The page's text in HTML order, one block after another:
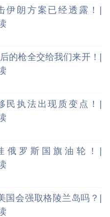
伊朗方案已经透露！|
的枪全交给我们来开！|
民执法出现质变点！|
俄罗斯国旗油轮！|
国会强取格陵兰岛吗？|